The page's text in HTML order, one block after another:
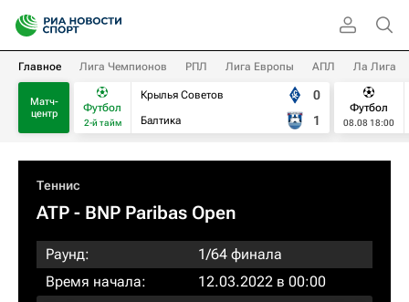
Главное Лига Чемпионов РПЛ Лига Европы АПЛ Ла Лига
Матч-
центр
Футбол
2-й тайм
Крылья Советов
Балтика
0
1
Футбол
08.08 18:00
Теннис
ATP - BNP Paribas Open
Раунд:
1/64 финала
Время начала:
12.03.2022 в 00:00